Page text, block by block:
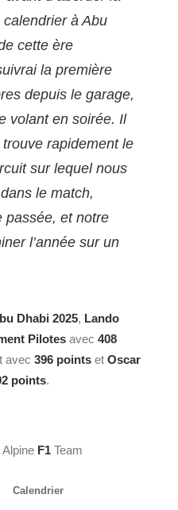
à Abu
cette ère
la première
depuis le garage,
volant en soirée. Il
rapidement le
sur lequel nous
le match,
passée, et notre
l’année sur un
Dhabi 2025, Lando
Pilotes avec 408
avec 396 points et Oscar
points.
Alpine F1 Team
Calendrier